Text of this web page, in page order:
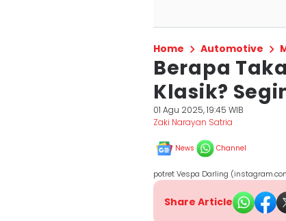
Home Automotive
Berapa
Klasik?
01 Agu 2025, 19:45 WIB
Zaki Narayan Satria
News Channel
potret Vespa Darling
Share Article